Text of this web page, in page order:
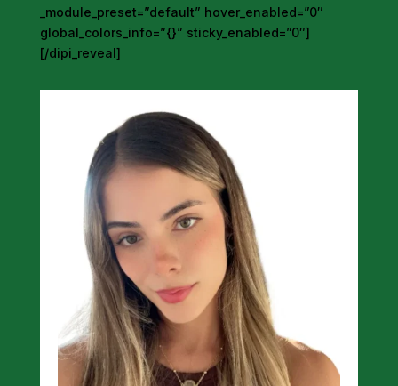
_module_preset=”default” hover_enabled=”0″
global_colors_info=”{}” sticky_enabled=”0″]
[/dipi_reveal]